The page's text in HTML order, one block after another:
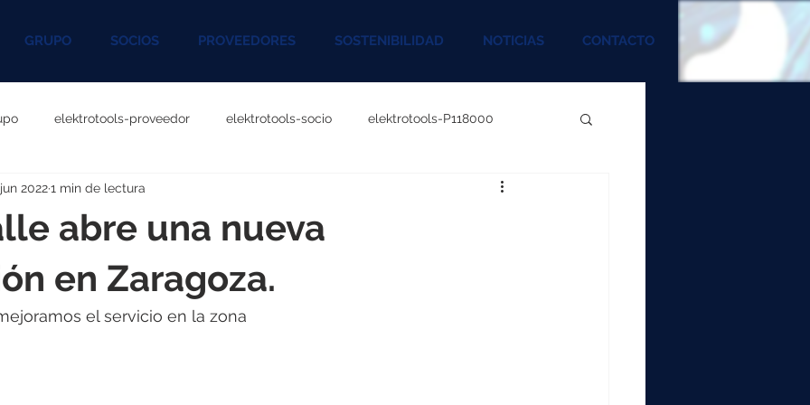
GRUPO SOCIOS PROVEEDORES SOSTENIBILIDAD NOTICIAS CONTACTO
elektrotools-proveedor elektrotools-socio elektrotools-P118000
P060000 elektrotools-P027000
P096000 elektrotools-P041000
abre una nueva
en Zaragoza.
20221 min de lectura
el servicio en la zona